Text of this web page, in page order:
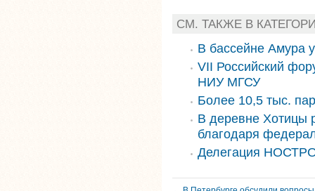
СМ. ТАКЖЕ В
В бассейне Амура
VII Российский
НИУ МГСУ
Более 10,5 тыс.
В деревне Хотицы
благодаря
Делегация